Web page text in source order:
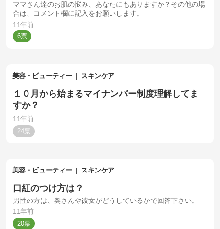
ママさん達のお肌の悩み、あなたにもありますか？その他の場
合は、コメント欄に記入をお願いします。
11年前
6
美容・ビューティー スキンケア
１０月から始まるマイナンバー制度理解してま
すか？
11年前
24
美容・ビューティー スキンケア
口紅のつけ方は？
男性の方は、奥さんや彼女がどうしているかで回答下さい。
11年前
20